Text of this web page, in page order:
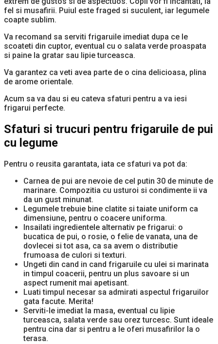
fel si musafirii. Puiul este fraged si suculent, iar legumele
coapte sublim.
Va recomand sa serviti frigaruile imediat dupa ce le
scoateti din cuptor, eventual cu o salata verde proaspata
si paine la gratar sau lipie turceasca.
Va garantez ca veti avea parte de o cina delicioasa, plina
de arome orientale.
Acum sa va dau si eu cateva sfaturi pentru a va iesi
frigarui perfecte.
Sfaturi si trucuri pentru frigaruile de pui
cu legume
Pentru o reusita garantata, iata ce sfaturi va pot da:
Carnea de pui are nevoie de cel putin 30 de minute de
marinare. Compozitia cu usturoi si condimente ii va
da un gust minunat.
Legumele trebuie bine clatite si taiate uniform ca
dimensiune, pentru o coacere uniforma.
Insailati ingredientele alternativ pe frigarui: o
bucatica de pui, o rosie, o felie de vanata, una de
dovlecei si tot asa, ca sa avem o distributie
frumoasa de culori si texturi.
Ungeti din cand in cand frigaruile cu ulei si marinata
in timpul coacerii, pentru un plus savoare si un
aspect rumenit mai apetisant.
Luati timpul necesar sa admirati aspectul frigaruilor
gata facute. Merita!
Serviti-le imediat la masa, eventual cu lipie
turceasca, salata verde sau orez turcesc. Sunt ideale
pentru cina dar si pentru a le oferi musafirilor la o
terasa.